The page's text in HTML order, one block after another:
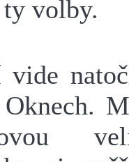
volby.
vide